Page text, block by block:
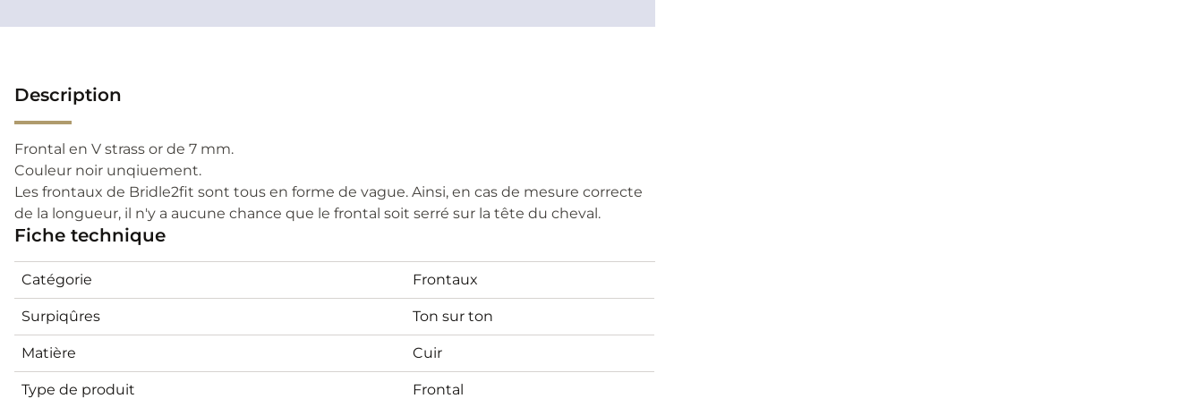
Description
Frontal en V strass or de 7 mm.
Couleur noir unqiuement.
Les frontaux de Bridle2fit sont tous en forme de vague. Ainsi, en cas de mesure correcte
de la longueur, il n'y a aucune chance que le frontal soit serré sur la tête du cheval.
Fiche technique
Catégorie Frontaux
Surpiqûres Ton sur ton
Matière Cuir
Type de produit Frontal